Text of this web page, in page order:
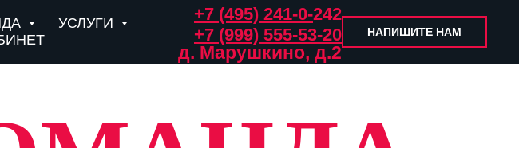
УСЛУГИ
+7 (495) 241-0-242
+7 (999) 555-53-20
д. Марушкино, д.2
НАПИШИТЕ НАМ